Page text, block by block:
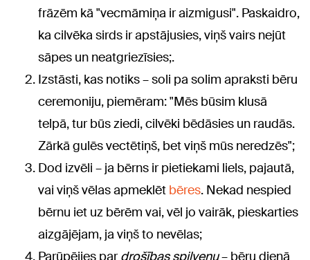
frāzēm kā "vecmāmiņa ir aizmigusi". Paskaidro,
ka cilvēka sirds ir apstājusies, viņš vairs nejūt
sāpes un neatgriezīsies;.
Izstāsti, kas notiks – soli pa solim apraksti bēru
ceremoniju, piemēram: "Mēs būsim klusā
telpā, tur būs ziedi, cilvēki bēdāsies un raudās.
Zārkā gulēs vectētiņš, bet viņš mūs neredzēs";
Dod izvēli – ja bērns ir pietiekami liels, pajautā,
vai viņš vēlas apmeklēt bēres. Nekad nespied
bērnu iet uz bērēm vai, vēl jo vairāk, pieskarties
aizgājējam, ja viņš to nevēlas;
Parūpējies pardrošības spilvenu– bēru dienā